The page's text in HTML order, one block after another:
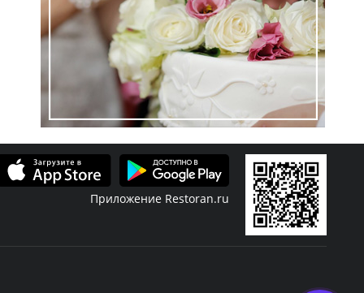
Приложение Restoran.ru